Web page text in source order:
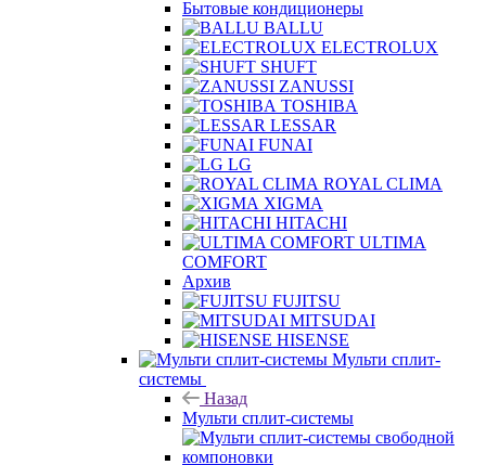
Бытовые кондиционеры
BALLU
ELECTROLUX
SHUFT
ZANUSSI
TOSHIBA
LESSAR
FUNAI
LG
ROYAL CLIMA
XIGMA
HITACHI
ULTIMA
COMFORT
Архив
FUJITSU
MITSUDAI
HISENSE
Мульти сплит-
системы
Назад
Мульти сплит-системы